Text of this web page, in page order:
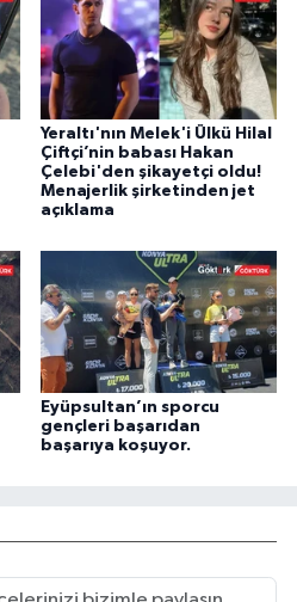
Yeraltı'nın Melek'i Ülkü Hilal
Çiftçi’nin babası Hakan
Çelebi'den şikayetçi oldu!
Menajerlik şirketinden jet
açıklama
Eyüpsultan’ın sporcu
gençleri başarıdan
başarıya koşuyor.